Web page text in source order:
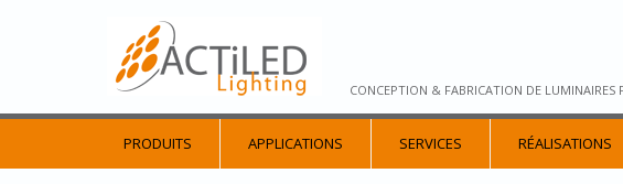
CONCEPTION & FABRICATION DE LUMINAIRES
PRODUITS APPLICATIONS SERVICES RÉALISATIONS